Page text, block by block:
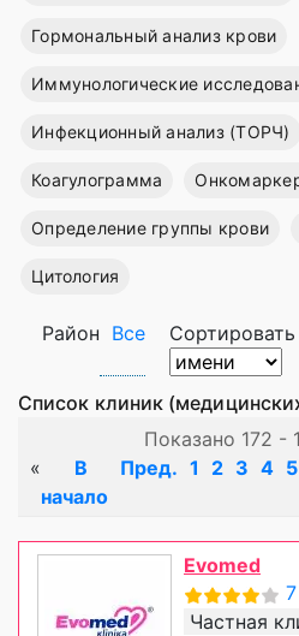
Гормональный анализ крови
Иммунологические
Инфекционный анализ (ТОРЧ)
Коагулограмма
Определение группы крови
Цитология
Район Все
Список клиник
Показано 172 -
«
В
начало
Пред. 1 2 3 4 5
Evomed
Частная